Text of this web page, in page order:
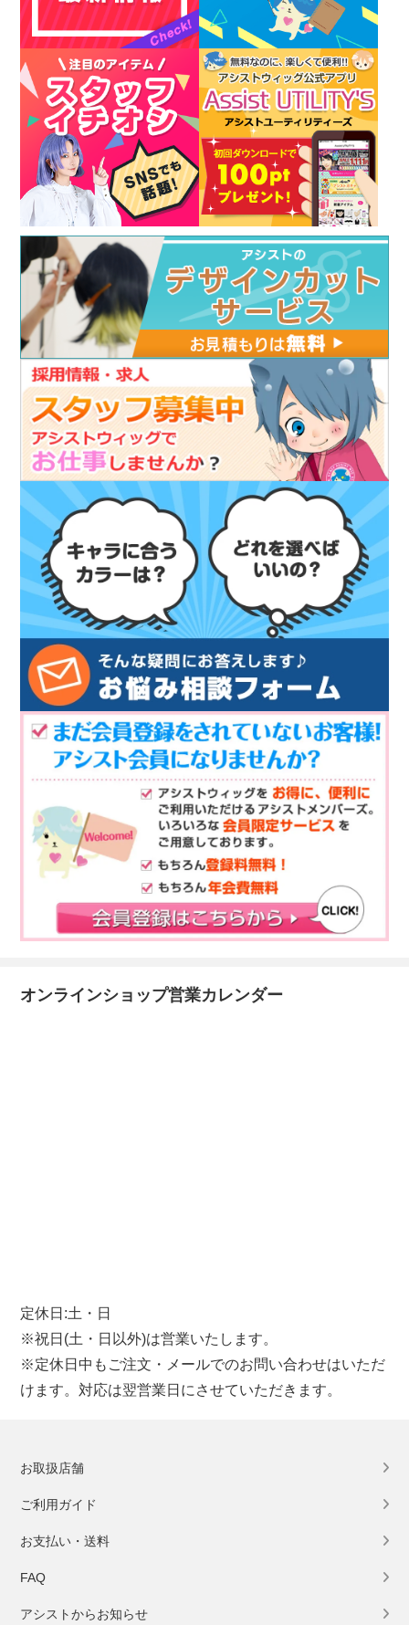
オンラインショップ営業カレンダー
定休日:土・日
※祝日(土・日以外)は営業いたします。
※定休日中もご注文・メールでのお問い合わせはいただ
けます。対応は翌営業日にさせていただきます。
お取扱店舗
ご利用ガイド
お支払い・送料
FAQ
アシストからお知らせ